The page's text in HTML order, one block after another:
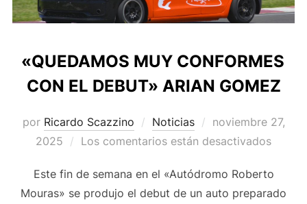
«QUEDAMOS MUY CONFORMES
CON EL DEBUT» ARIAN GOMEZ
por Ricardo Scazzino Noticias
Publicado
el
noviembre 27,
2025
Los comentarios están desactivados
Este fin de semana en el «Autódromo Roberto
Mouras» se produjo el debut de un auto preparado